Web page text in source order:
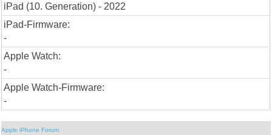
iPad (10. Generation) - 2022
iPad-Firmware:
-
Apple Watch:
-
Apple Watch-Firmware:
-
Apple iPhone Forum